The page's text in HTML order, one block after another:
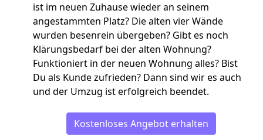
ist im neuen Zuhause wieder an seinem
angestammten Platz? Die alten vier Wände
wurden besenrein übergeben? Gibt es noch
Klärungsbedarf bei der alten Wohnung?
Funktioniert in der neuen Wohnung alles? Bist
Du als Kunde zufrieden? Dann sind wir es auch
und der Umzug ist erfolgreich beendet.
Kostenloses Angebot erhalten